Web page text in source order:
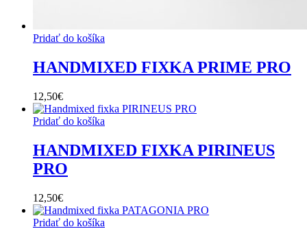
Pridať do košíka
HANDMIXED FIXKA PRIME PRO
12,50€
Pridať do košíka
HANDMIXED FIXKA PIRINEUS
PRO
12,50€
Pridať do košíka